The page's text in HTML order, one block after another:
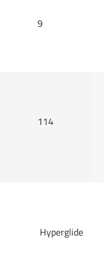
9
114
Hyperglide